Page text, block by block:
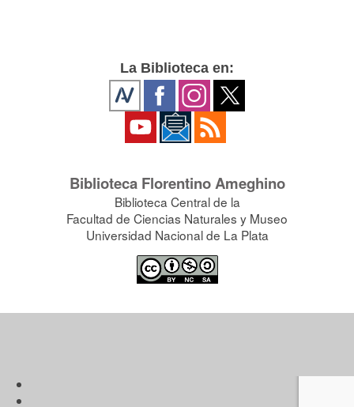
La Biblioteca en:
Biblioteca Florentino Ameghino
Biblioteca Central de la
Facultad de Ciencias Naturales y Museo
Universidad Nacional de La Plata